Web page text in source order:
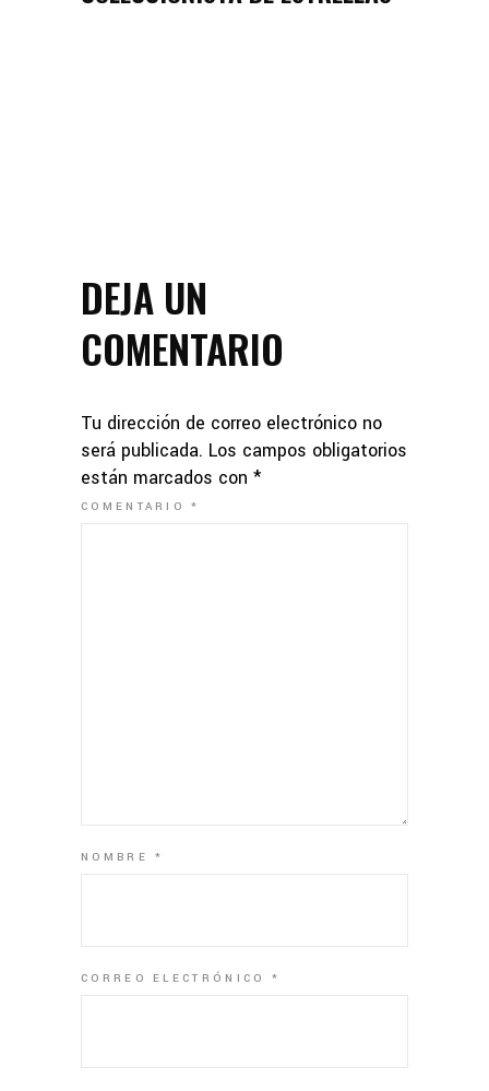
DEJA UN
COMENTARIO
Tu dirección de correo electrónico no
será publicada. Los campos obligatorios
están marcados con *
COMENTARIO*
NOMBRE*
CORREO ELECTRÓNICO *